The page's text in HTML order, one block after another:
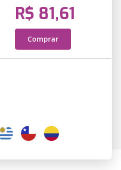
R$ 81,61
Comprar